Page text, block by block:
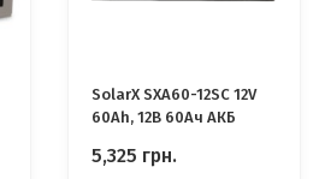
SolarX SXA60-12SC 12V
60Ah, 12В 60Ач АКБ
5,325 грн.